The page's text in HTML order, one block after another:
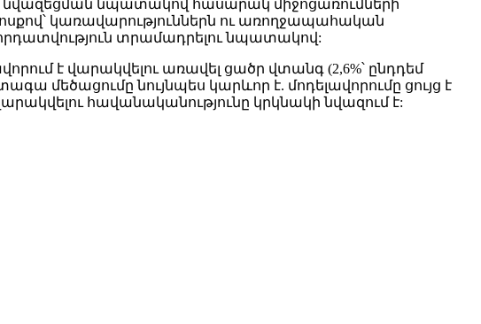
նվազեցման նպատակով հասարակ միջոցառումների
կառավարություններն ու առողջապահական
տրամադրելու նպատակով:
է վարակվելու առավել ցածր վտանգ (2,6%՝ ընդդեմ
մեծացումը նույնպես կարևոր է. մոդելավորումը ցույց է
հավանականությունը կրկնակի նվազում է: